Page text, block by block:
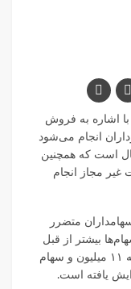
اشاره به فروش
انجام می‌شود
است که همچنین
غیر مجاز انجام
متضرر
بیشتر از قبل
شده است، ارزش سهام ۵۰۰ هزار تومانی به ۱۱ میلیون و سهام‌